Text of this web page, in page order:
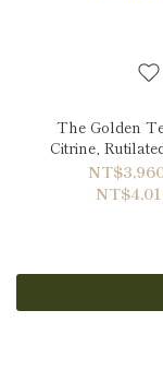
The Golden
Citrine,
& Hematite